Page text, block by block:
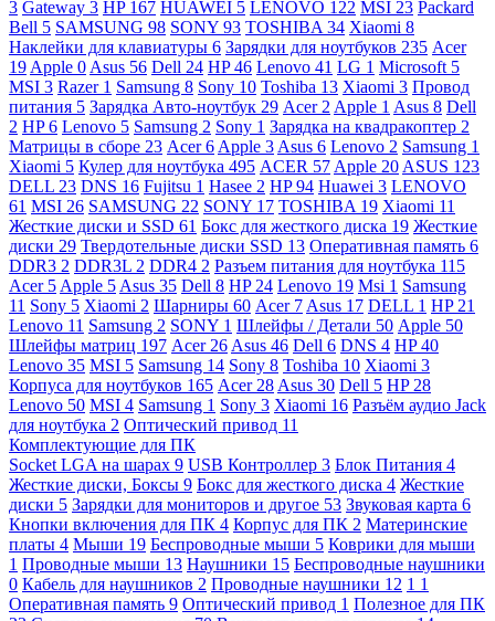
3 Gateway 3 HP 167 HUAWEI 5 LENOVO 122 MSI 23 Packard
Bell 5 SAMSUNG 98 SONY 93 TOSHIBA 34 Xiaomi 8
Наклейки для клавиатуры 6 Зарядки для ноутбуков 235 Acer
19 Apple 0 Asus 56 Dell 24 HP46 Lenovo 41 LG 1 Microsoft 5
MSI 3 Razer 1 Samsung 8 Sony 10 Toshiba 13 Xiaomi 3 Провод
питания 5 Зарядка Авто-ноутбук 29 Acer 2 Apple 1 Asus 8 Dell
2 HP6 Lenovo 5 Samsung 2 Sony 1 Зарядка на квадракоптер 2
Матрицы в сборе 23 Acer6 Apple 3 Asus 6 Lenovo 2 Samsung 1
Xiaomi 5 Кулер для ноутбука 495 ACER 57 Apple 20 ASUS 123
DELL 23 DNS 16 Fujitsu 1 Hasee 2 HP94 Huawei 3 LENOVO
61 MSI 26 SAMSUNG 22 SONY 17 TOSHIBA 19 Xiaomi 11
Жесткие диски и SSD 61 Бокс для жесткого диска 19 Жесткие
диски 29 Твердотельные диски SSD 13 Оперативная память 6
DDR3 2 DDR3L 2 DDR4 2 Разъем питания для ноутбука 115
Acer 5 Apple 5 Asus 35 Dell 8 HP 24 Lenovo 19 Msi 1 Samsung
11 Sony 5 Xiaomi 2 Шарниры 60 Acer 7 Asus 17 DELL 1 HP 21
Lenovo 11 Samsung 2 SONY 1 Шлейфы / Детали 50 Apple 50
Шлейфы матриц 197 Acer 26 Asus 46 Dell 6 DNS 4 HP40
Lenovo 35 MSI 5 Samsung 14 Sony 8 Toshiba 10 Xiaomi 3
Корпуса для ноутбуков 165 Acer 28 Asus 30 Dell 5 HP 28
Lenovo 50 MSI 4 Samsung 1 Sony 3 Xiaomi 16 Разъём аудио Jack
для ноутбука 2 Оптический привод 11
Комплектующие для ПК
Socket LGA на шарах 9 USB Контроллер 3 Блок Питания 4
Жесткие диски, Боксы 9 Бокс для жесткого диска 4 Жесткие
диски 5 Зарядки для мониторов и другое 53 Звуковая карта 6
Кнопки включения для ПК 4 Корпус для ПК 2 Материнские
платы 4 Мыши 19 Беспроводные мыши 5 Коврики для мыши
1 Проводные мыши 13 Наушники 15 Беспроводные наушники
0 Кабель для наушников 2 Проводные наушники 12 1 1
Оперативная память 9 Оптический привод 1 Полезное для ПК